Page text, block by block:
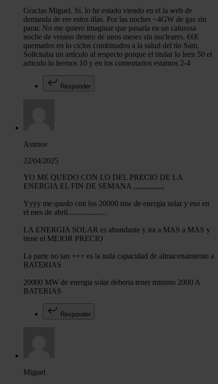
Gracias Miguel. Sí, lo he estado viendo en el la web de
demanda de ree estos días. Por las noches ~4GW de gas sin
parar. No me quiero imaginar que pasaría en un calurosa
noche de verano dentro de unos meses sin nucleares. €€€
quemados en lo ciclos combinados a la salud del tío Sam.
Solicitaba un artículo al respecto porque el titular lo leen 50 el
articulo lo leemos 10 y en los comentarios estamos 2-4
Responder
Asimov
22/04/2025
YO ME QUEDO CON LO DEL PRECIO DE LA
ENERGIA EL FIN DE SEMANA ,,,,,,,,,,,,,,,,
Yyyy me quedo con los 20000 mw de energia solar y eso en
el mes de abril....................
LA ENERGIA SOLAR es abundante y ira a MAS a MAS y
tiene el MEJOR PRECIO
La parte no tan +++ es la nula capacidad de almacenamiento a
BATERIAS
20000 MW de energia solar deberia tener minimo 2000 A
BATERIAS
Responder
Miguel